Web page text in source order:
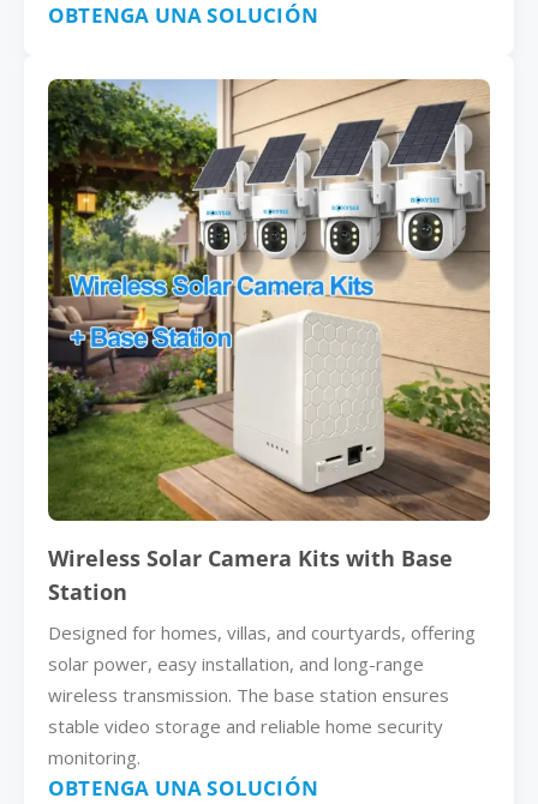
OBTENGA UNA SOLUCIÓN
Wireless Solar Camera Kits with Base
Station
Designed for homes, villas, and courtyards, offering
solar power, easy installation, and long-range
wireless transmission. The base station ensures
stable video storage and reliable home security
monitoring.
OBTENGA UNA SOLUCIÓN